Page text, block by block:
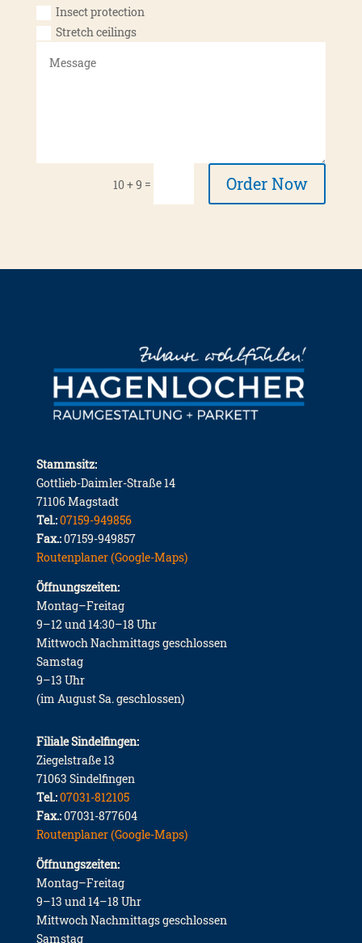
Insect pro­tec­tion
Stretch cei­lings
10 + 9 = Order Now
Stammsitz:
Gottlieb-Daimler-Straße 14
71106 Magstadt
Tel.:07159-949856
Fax.:07159-949857
Routenplaner (Google-Maps)
Öffnungszeiten:
Montag–Freitag
9–12 und 14:30–18 Uhr
Mittwoch Nachmittags geschlossen
Samstag
9–13 Uhr
(im August Sa. geschlossen)
Filiale Sindelfingen:
Ziegelstraße 13
71063 Sindelfingen
Tel.:07031-812105
Fax.:07031-877604
Routenplaner (Google-Maps)
Öffnungszeiten:
Montag–Freitag
9–13 und 14–18 Uhr
Mittwoch Nachmittags geschlossen
Samstag